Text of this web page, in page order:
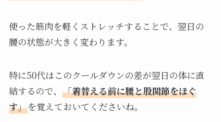
使った筋肉を軽くストレッチすることで、翌日の
腰の状態が大きく変わります。
特に50代はこのクールダウンの差が翌日の体に直
結するので、 「着替える前に腰と股関節をほぐ
す」を覚えておいてくださいね。